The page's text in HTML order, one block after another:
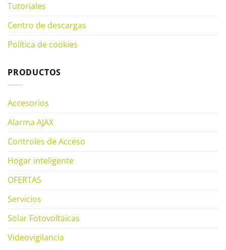
Tutoriales
Centro de descargas
Política de cookies
PRODUCTOS
Accesorios
Alarma AJAX
Controles de Acceso
Hogar inteligente
OFERTAS
Servicios
Solar Fotovoltaicas
Videovigilancia